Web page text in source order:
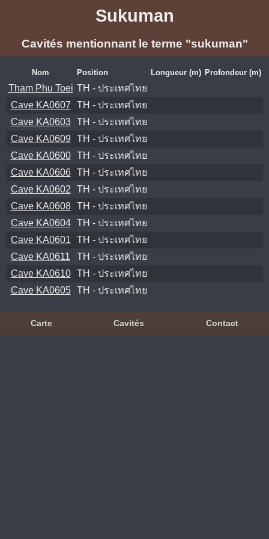
Sukuman
Cavités mentionnant le terme "sukuman"
Nom Position Longueur (m) Profondeur (m)
Tham Phu Toei TH - ประเทศไทย
Cave KA0607
TH - ประเทศไทย
Cave KA0603
TH - ประเทศไทย
Cave KA0609
TH - ประเทศไทย
Cave KA0600
TH - ประเทศไทย
Cave KA0606
TH - ประเทศไทย
Cave KA0602
TH - ประเทศไทย
Cave KA0608
TH - ประเทศไทย
Cave KA0604
TH - ประเทศไทย
Cave KA0601
TH - ประเทศไทย
Cave KA0611
TH - ประเทศไทย
Cave KA0610
TH - ประเทศไทย
Cave KA0605
TH - ประเทศไทย
Carte Cavités Contact